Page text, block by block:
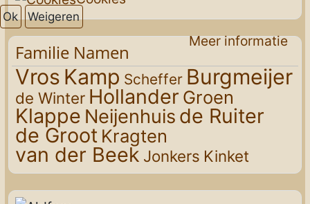
Familie Namen
Vros Kamp Scheffer Burgmeijer
de Winter Hollander Groen
Klappe Neijenhuis de Ruiter
de Groot Kragten
van der Beek Jonkers Kinket
Ok Weigeren
Meer informatie